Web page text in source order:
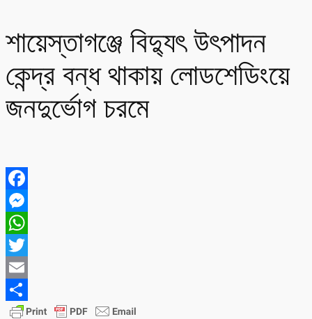
শায়েস্তাগঞ্জে বিদ্যুৎ উৎপাদন
কেন্দ্র বন্ধ থাকায় লোডশেডিংয়ে
জনদুর্ভোগ চরমে
Facebook
Messenger
WhatsApp
Twitter
Email
Share